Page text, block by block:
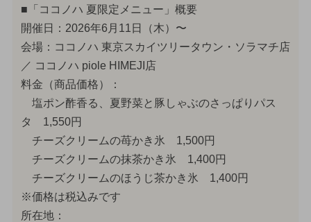
■「ココノハ 夏限定メニュー」概要
開催日：2026年6月11日（木）〜
会場：ココノハ 東京スカイツリータウン・ソラマチ店
／ ココノハ piole HIMEJI店
料金（商品価格）：
塩ポン酢香る、夏野菜と豚しゃぶのさっぱりパス
タ 1,550円
チーズクリームの苺かき氷 1,500円
チーズクリームの抹茶かき氷 1,400円
チーズクリームのほうじ茶かき氷 1,400円
※価格は税込みです
所在地：